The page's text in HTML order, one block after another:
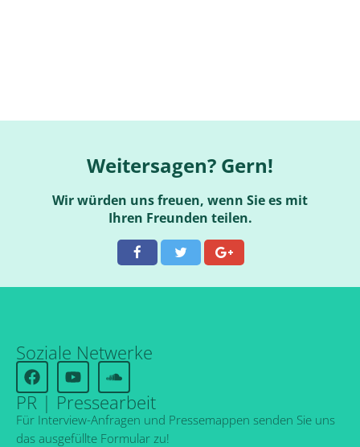
Weitersagen? Gern!
Wir würden uns freuen, wenn Sie es mit
Ihren Freunden teilen.
Soziale Netwerke
PR | Pressearbeit
Für Interview-Anfragen und Pressemappen senden Sie uns
das ausgefüllte Formular zu!